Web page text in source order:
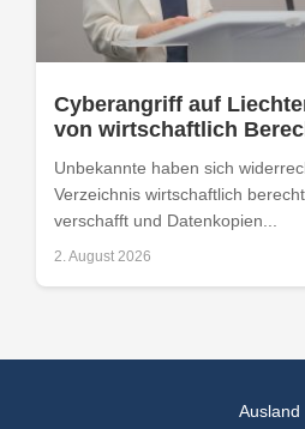
Cyberangriff auf
von wirtschaftlich
Unbekannte haben sich
Verzeichnis wirtschaftlich
verschafft und Datenkopien...
2. August 2026
Ausland